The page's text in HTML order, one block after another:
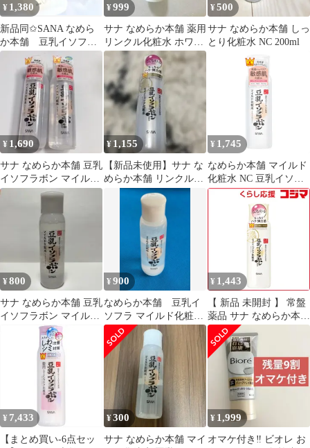
¥ 1,380
新品同✩SANA なめら
か本舗 豆乳イソフラ
ボン 純白泡洗顔&マ
イルド化粧水ＮＣ
¥999
サナ なめらか本舗 薬用
リンクル化粧水 ホワイ
ト 200ml
¥500
サナ なめらか本舗 しっ
とり化粧水 NC 200ml
¥ 1,690
サナ なめらか本舗 豆乳
イソフラボン マイルド
化粧水×2
¥ 1,155
【新品未使用】サナ な
めらか本舗 リンクル化
粧水N
¥ 1,745
なめらか本舗 マイルド
化粧水 NC 豆乳イソフ
ラボン 保湿 アルコール
¥800
サナ なめらか本舗 豆乳
イソフラボン マイルド
化粧水 200ml
¥900
なめらか本舗 豆乳イ
ソフラ マイルド化粧水
200ml
¥ 1,443
【 新品 未開封 】 常盤
薬品 サナ なめらか本舗
リンクル化粧水 濃厚 未
使用 送料無料
¥ 7,433
【まとめ買い-6点セッ
¥300
サナ なめらか本舗 マイ
¥ 1,999
オマケ付き‼️ ビオレ お